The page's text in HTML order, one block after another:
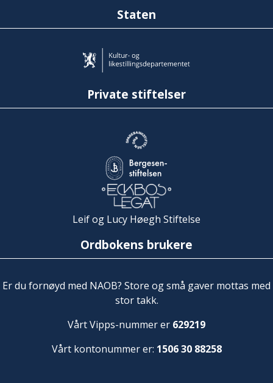
Staten
Private stiftelser
Leif og Lucy Høegh Stiftelse
Ordbokens brukere
Er du fornøyd med NAOB? Store og små gaver mottas med
stor takk.
Vårt Vipps-nummer er 629219
Vårt kontonummer er: 1506 30 88258